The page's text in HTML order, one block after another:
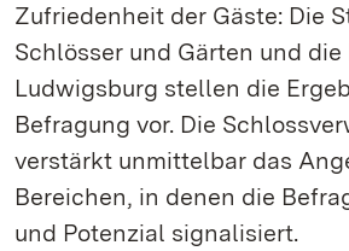
Zufriedenheit der Gäste: Die
Schlösser und Gärten und
Ludwigsburg stellen die
Befragung vor. Die
verstärkt unmittelbar das
Bereichen, in denen die
und Potenzial signalisiert.